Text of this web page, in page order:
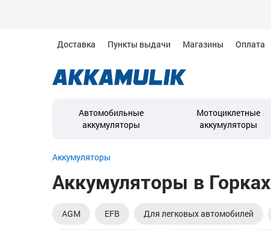
Доставка Пункты выдачи Магазины Оплата
Автомобильные
аккумуляторы
Мотоциклетные
аккумуляторы
Аккумуляторы
Аккумуляторы в Горках
AGM EFB Для легковых автомобилей